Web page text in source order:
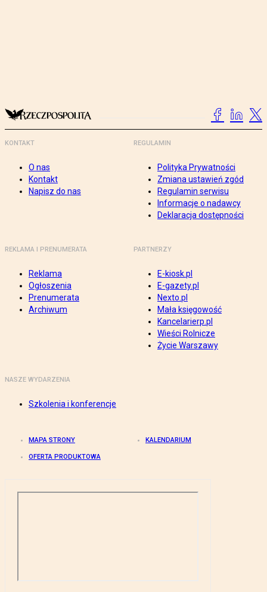
KONTAKT
O nas
Kontakt
Napisz do nas
REGULAMIN
Polityka Prywatności
Zmiana ustawień zgód
Regulamin serwisu
Informacje o nadawcy
Deklaracja dostępności
REKLAMA I PRENUMERATA
Reklama
Ogłoszenia
Prenumerata
Archiwum
PARTNERZY
E-kiosk.pl
E-gazety.pl
Nexto.pl
Mała księgowość
Kancelarierp.pl
Wieści Rolnicze
Życie Warszawy
NASZE WYDARZENIA
Szkolenia i konferencje
MAPA STRONY KALENDARIUM
OFERTA PRODUKTOWA